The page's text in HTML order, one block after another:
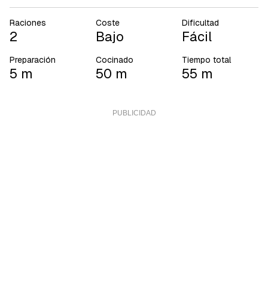
Raciones
2
Coste
Bajo
Dificultad
Fácil
Preparación
5 m
Cocinado
50 m
Tiempo total
55 m